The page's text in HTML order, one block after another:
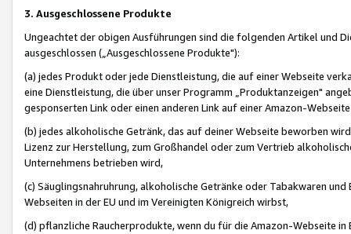
3. Ausgeschlossene Produkte
Ungeachtet der obigen Ausführungen sind die folgenden Artikel und
ausgeschlossen („Ausgeschlossene Produkte"):
(a) jedes Produkt oder jede Dienstleistung, die auf einer Webseite
eine Dienstleistung, die über unser Programm „Produktanzeigen"
gesponserten Link oder einen anderen Link auf einer Amazon-
(b) jedes alkoholische Getränk, das auf deiner Webseite beworben
Lizenz zur Herstellung, zum Großhandel oder zum Vertrieb
Unternehmens betrieben wird,
(c) Säuglingsnahruhrung, alkoholische Getränke oder Tabakwaren
Webseiten in der EU und im Vereinigten Königreich wirbst,
(d) pflanzliche Raucherprodukte, wenn du für die Amazon-Webseite in